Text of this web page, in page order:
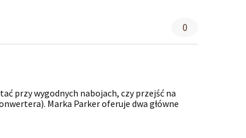
0
przy wygodnych nabojach, czy przejść na
Marka Parker oferuje dwa główne